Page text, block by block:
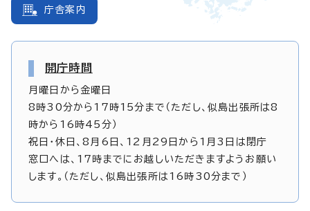
庁舎案内
開庁時間
月曜日から金曜日
8時30分から17時15分まで（ただし、似島出張所は8
時から16時45分）
祝日・休日、8月6日、12月29日から1月3日は閉庁
窓口へは、17時までにお越しいただきますようお願い
します。（ただし、似島出張所は16時30分まで）